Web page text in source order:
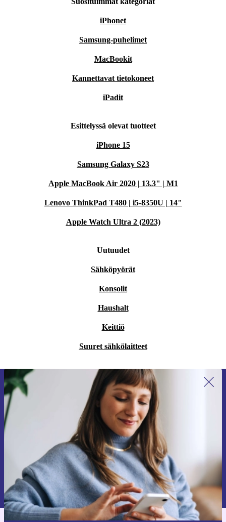
iPhonet
Samsung-puhelimet
MacBookit
Kannettavat tietokoneet
iPadit
Esittelyssä olevat tuotteet
iPhone 15
Samsung Galaxy S23
Apple MacBook Air 2020 | 13.3" | M1
Lenovo ThinkPad T480 | i5-8350U | 14"
Apple Watch Ultra 2 (2023)
Uutuudet
Sähköpyörät
Konsolit
Haushalt
Keittiö
Suuret sähkölaitteet
Liity ensimmäistä kertaa uutiskirjeen
tilaajaksi ja säästä 15 €!
Älä missaa enää yhtäkään tarjousta.
Pyydä etukuponki
Lisätietoja henkilötietojen käytöstä löydättietosuojaselosteestamme.